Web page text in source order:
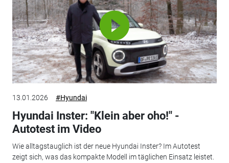
13.01.2026 #Hyundai
Hyundai Inster: "Klein aber oho!" -
Autotest im Video
Wie alltagstauglich ist der neue Hyundai Inster? Im Autotest
zeigt sich, was das kompakte Modell im täglichen Einsatz leistet.